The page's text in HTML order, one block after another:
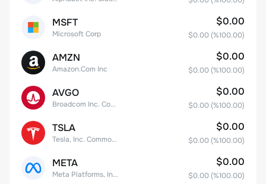
MSFT
Microsoft Corp
$0.00
$0.00 (%100.00)
AMZN
Amazon.Com Inc
$0.00
$0.00 (%100.00)
AVGO
Broadcom Inc. Common Stock
$0.00
$0.00 (%100.00)
TSLA
Tesla, Inc. Common Stock
$0.00
$0.00 (%100.00)
META
Meta Platforms, Inc. Class A Common Stock
$0.00
$0.00 (%100.00)